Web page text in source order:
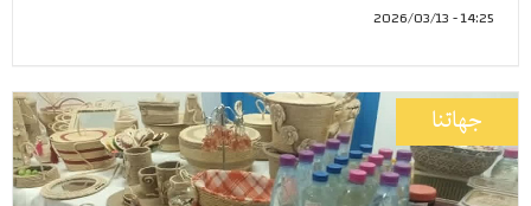
14:25 - 2026/03/13
جهاتنا